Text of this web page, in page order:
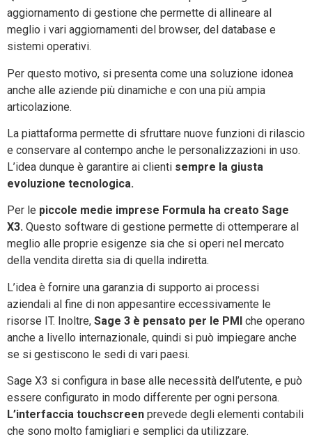
aggiornamento di gestione che permette di allineare al
meglio i vari aggiornamenti del browser, del database e
sistemi operativi.
Per questo motivo, si presenta come una soluzione idonea
anche alle aziende più dinamiche e con una più ampia
articolazione.
La piattaforma permette di sfruttare nuove funzioni di rilascio
e conservare al contempo anche le personalizzazioni in uso.
L’idea dunque è garantire ai clienti sempre la giusta
evoluzione tecnologica.
Per le piccole medie imprese Formula ha creato Sage
X3. Questo software di gestione permette di ottemperare al
meglio alle proprie esigenze sia che si operi nel mercato
della vendita diretta sia di quella indiretta.
L’idea è fornire una garanzia di supporto ai processi
aziendali al fine di non appesantire eccessivamente le
risorse IT. Inoltre, Sage 3 è pensato per le PMI che operano
anche a livello internazionale, quindi si può impiegare anche
se si gestiscono le sedi di vari paesi.
Sage X3 si configura in base alle necessità dell’utente, e può
essere configurato in modo differente per ogni persona.
L’interfaccia touchscreen prevede degli elementi contabili
che sono molto famigliari e semplici da utilizzare.